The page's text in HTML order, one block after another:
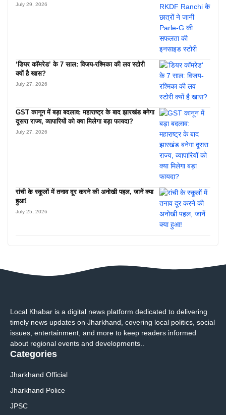
July 29, 2026
‘डियर कॉमरेड’ के 7 साल: विजय-रश्मिका की लव स्टोरी
क्यों है खास?
July 27, 2026
GST कानून में बड़ा बदलाव: महाराष्ट्र के बाद झारखंड बनेगा
दूसरा राज्य, व्यापारियों को क्या मिलेगा बड़ा फायदा?
July 27, 2026
रांची के स्कूलों में तनाव दूर करने की अनोखी पहल, जानें क्या
हुआ!
July 25, 2026
Local Khabar is a digital news platform dedicated to delivering
timely news updates on Jharkhand, covering local politics, social
issues, entertainment, and more to keep readers informed
about regional events and developments..
Categories
Jharkhand Official
Jharkhand Police
JPSC